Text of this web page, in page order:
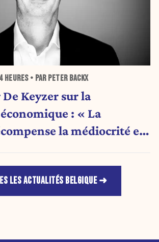
HEURES• PAR PETER BACKX
De Keyzer sur la
: « La
la médiocrité et
LES ACTUALITÉS BELGIQUE